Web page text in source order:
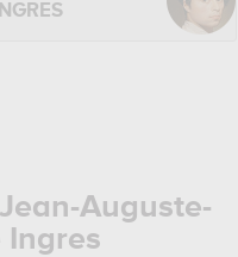
Auguste-
Ingres